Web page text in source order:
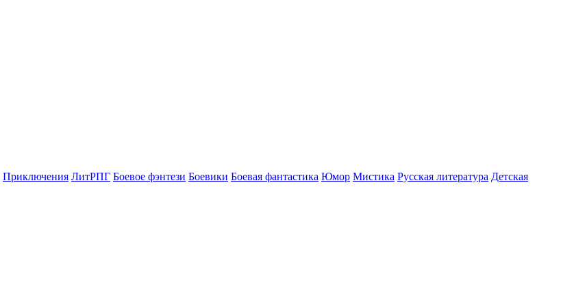
Приключения ЛитРПГ Боевое фэнтези Боевики Боевая фантастика Юмор Мистика Русская литература Детская